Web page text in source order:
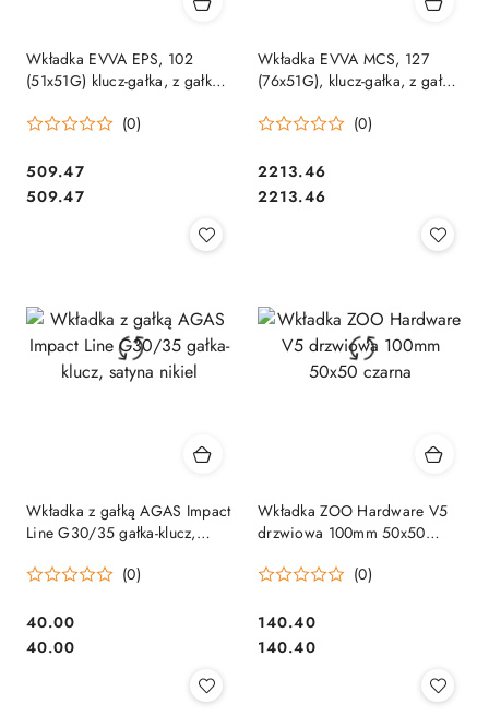
Wkładka EVVA EPS, 102
(51x51G) klucz-gałka, z gałką
(0)
Cena:
509.47
Cena:
509.47
Wkładka EVVA MCS, 127
(76x51G), klucz-gałka, z gałką
(0)
Cena:
2213.46
Cena:
2213.46
Wkładka z gałką AGAS Impact
Line G30/35 gałka-klucz,
(0)
Cena:
40.00
Cena:
40.00
Wkładka ZOO Hardware V5
drzwiowa 100mm 50x50
(0)
Cena:
140.40
Cena:
140.40